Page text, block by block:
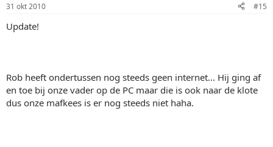
31 okt 2010 #15
Update!
Rob heeft ondertussen nog steeds geen internet... Hij ging af
en toe bij onze vader op de PC maar die is ook naar de klote
dus onze mafkees is er nog steeds niet haha.